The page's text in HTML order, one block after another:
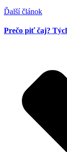
Ďalší článok
Prečo piť čaj?